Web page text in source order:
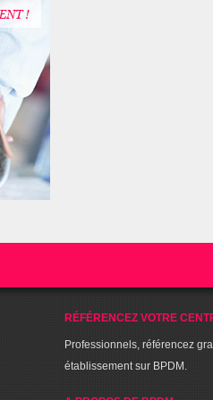
RÉFÉRENCEZ VOTRE
Professionnels, référencez
établissement sur BPDM.